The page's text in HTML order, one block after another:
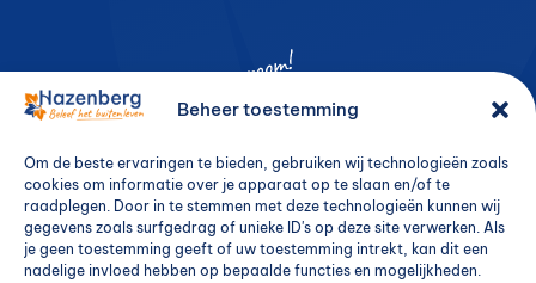
Beheer toestemming
Om de beste ervaringen te bieden, gebruiken wij technologieën zoals
cookies om informatie over je apparaat op te slaan en/of te
raadplegen. Door in te stemmen met deze technologieën kunnen wij
gegevens zoals surfgedrag of unieke ID's op deze site verwerken. Als
je geen toestemming geeft of uw toestemming intrekt, kan dit een
nadelige invloed hebben op bepaalde functies en mogelijkheden.